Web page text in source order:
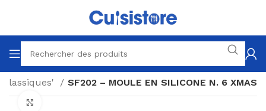
classiques' SF202 – MOULE EN SILICONE N. 6 XMAS